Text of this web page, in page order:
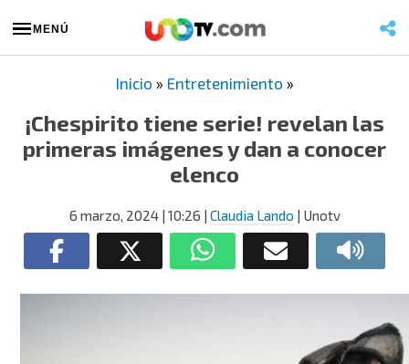
MENÚ
Inicio » Entretenimiento »
¡Chespirito tiene serie! revelan las
primeras imágenes y dan a conocer
elenco
6 marzo, 2024| 10:26 | Claudia Lando | Unotv